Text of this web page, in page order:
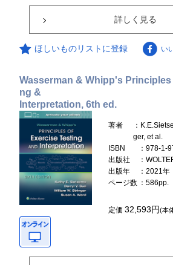
詳しく見る
ほしいものリストに登録 い
Wasserman & Whipp's
ng &
Interpretation, 6th ed.
著者
：
ger, et al.
ISBN
：978-1-
出版社
：
出版年
：2021年
ページ数 ：586pp.
定価32,593円(本